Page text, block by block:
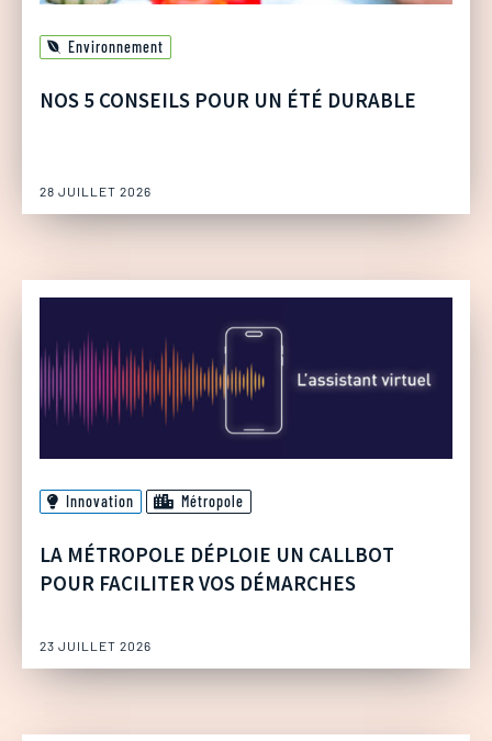
Environnement
NOS 5 CONSEILS POUR UN ÉTÉ DURABLE
28 JUILLET 2026
Innovation Métropole
LA MÉTROPOLE DÉPLOIE UN CALLBOT
POUR FACILITER VOS DÉMARCHES
23 JUILLET 2026